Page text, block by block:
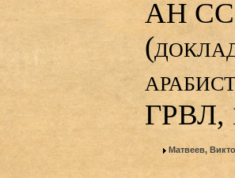
АН
ГРВЛ,
Матвеев,